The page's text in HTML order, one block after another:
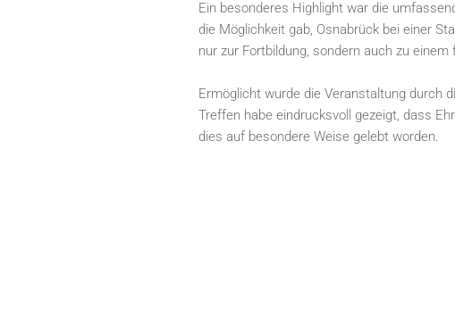
Ein besonderes Highlight war die
die Möglichkeit gab, Osnabrück bei einer
nur zur Fortbildung, sondern auch zu
Ermöglicht wurde die Veranstaltung durch
Treffen habe eindrucksvoll gezeigt, dass
dies auf besondere Weise gelebt worden.